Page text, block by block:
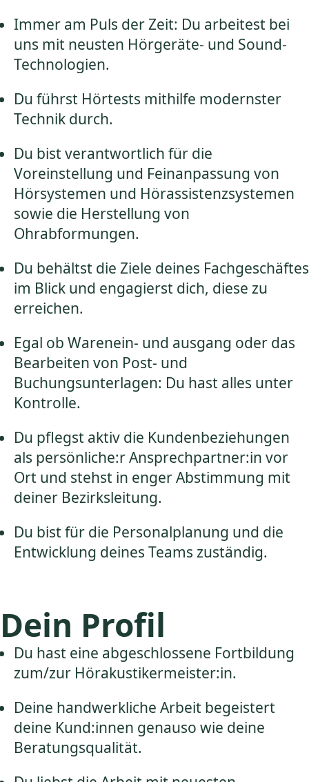
Immer am Puls der Zeit: Du arbeitest bei
uns mit neusten Hörgeräte- und Sound-
Technologien.
Du führst Hörtests mithilfe modernster
Technik durch.
Du bist verantwortlich für die
Voreinstellung und Feinanpassung von
Hörsystemen und Hörassistenzsystemen
sowie die Herstellung von
Ohrabformungen.
Du behältst die Ziele deines Fachgeschäftes
im Blick und engagierst dich, diese zu
erreichen.
Egal ob Warenein- und ausgang oder das
Bearbeiten von Post- und
Buchungsunterlagen: Du hast alles unter
Kontrolle.
Du pflegst aktiv die Kundenbeziehungen
als persönliche:r Ansprechpartner:in vor
Ort und stehst in enger Abstimmung mit
deiner Bezirksleitung.
Du bist für die Personalplanung und die
Entwicklung deines Teams zuständig.
Dein Profil
Du hast eine abgeschlossene Fortbildung
zum/zur Hörakustikermeister:in.
Deine handwerkliche Arbeit begeistert
deine Kund:innen genauso wie deine
Beratungsqualität.